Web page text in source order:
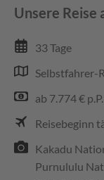
Unsere Reise
33 Tage
Selbstfahrer-
ab 7.774 €
Reisebeginn
Kakadu
Purnululu